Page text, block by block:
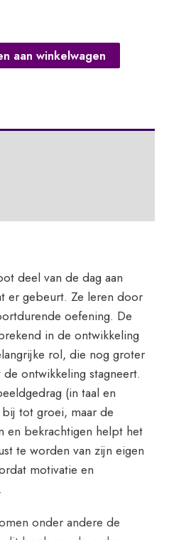
aan winkelwagen
deel van de dag aan
er gebeurt. Ze leren door
oefening. De
in de ontwikkeling
rol, die nog groter
ontwikkeling stagneert.
(in taal en
tot groei, maar de
en bekrachtigen helpt het
te worden van zijn eigen
motivatie en
onder andere de